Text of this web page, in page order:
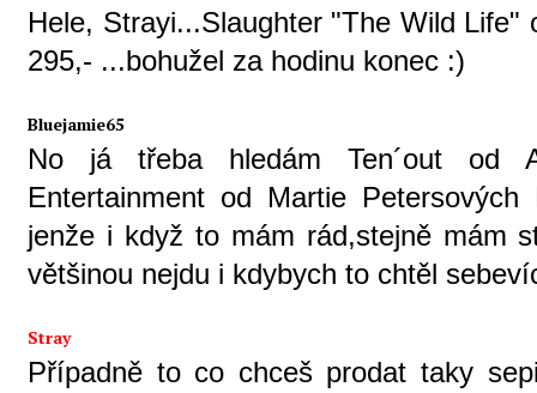
Hele, Strayi...Slaughter "The Wild Life"
295,- ...bohužel za hodinu konec :)
Bluejamie65
No já třeba hledám Ten´out od
Entertainment od Martie
jenže i když to mám rád,stejně mám
většinou nejdu i kdybych to chtěl
Stray
Případně to co chceš prodat taky